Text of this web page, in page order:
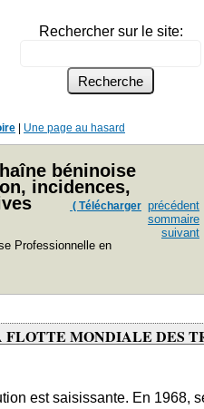
Rechercher sur le site:
Une page au hasard
béninoise
incidences,
( Télécharger
Professionnelle en
précédent
sommaire
suivant
FLOTTE MONDIALE DES
est saisissante. En 1968,